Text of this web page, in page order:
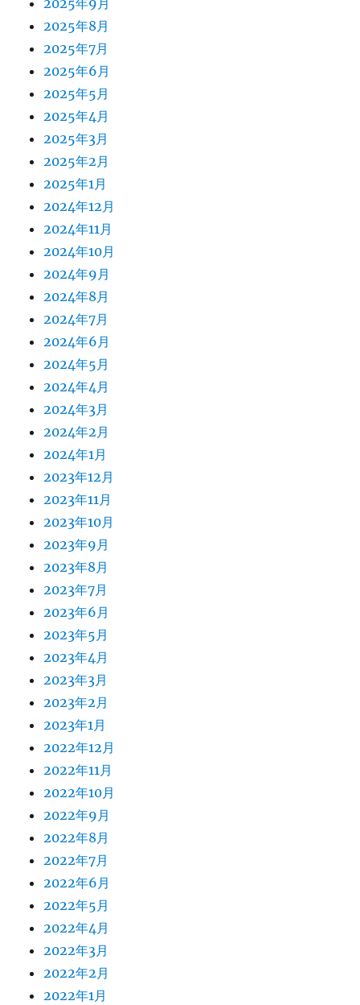
2025年9月
2025年8月
2025年7月
2025年6月
2025年5月
2025年4月
2025年3月
2025年2月
2025年1月
2024年12月
2024年11月
2024年10月
2024年9月
2024年8月
2024年7月
2024年6月
2024年5月
2024年4月
2024年3月
2024年2月
2024年1月
2023年12月
2023年11月
2023年10月
2023年9月
2023年8月
2023年7月
2023年6月
2023年5月
2023年4月
2023年3月
2023年2月
2023年1月
2022年12月
2022年11月
2022年10月
2022年9月
2022年8月
2022年7月
2022年6月
2022年5月
2022年4月
2022年3月
2022年2月
2022年1月